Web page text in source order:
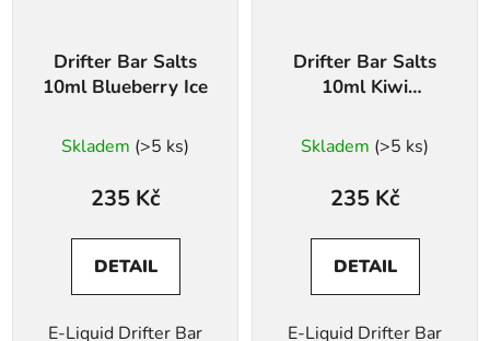
Drifter Bar Salts
10ml Blueberry Ice
Skladem (>5 ks)
235 Kč
DETAIL
E-Liquid Drifter Bar
Drifter Bar Salts
10ml Kiwi
Ice
Skladem (>5 ks)
235 Kč
DETAIL
E-Liquid Drifter Bar